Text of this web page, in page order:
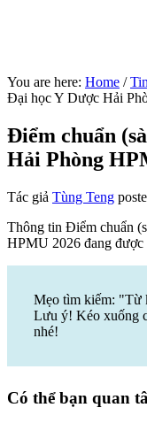
You are here: Home /
Đại học Y Dược Hải
Điểm chuẩn
Hải Phòng
Tác giả Tùng Teng
Thông tin Điểm chuẩn
HPMU 2026 đang
Mẹo tìm kiếm: "Từ
Lưu ý! Kéo xuống
nhé!
Có thể bạn quan